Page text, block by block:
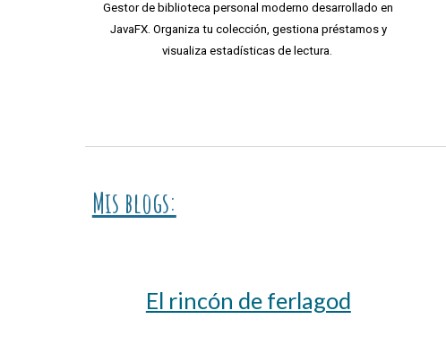
Gestor de biblioteca personal moderno desarrollado en
JavaFX. Organiza tu colección, gestiona préstamos y
visualiza estadísticas de lectura.
Mis blogs:
El rincón de ferlagod